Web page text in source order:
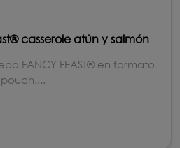
casserole atún y salmón
FANCY FEAST® en formato
pouch....